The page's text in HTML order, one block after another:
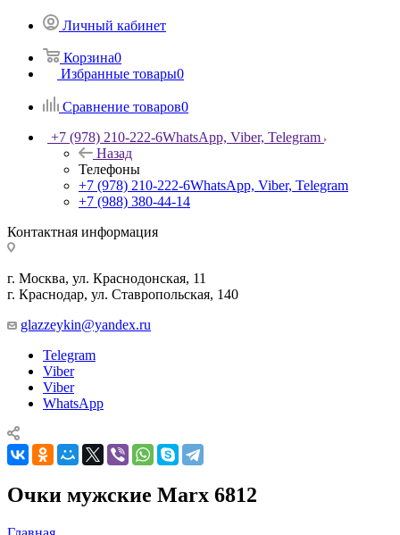
Личный кабинет
Корзина0
Избранные товары0
Сравнение товаров0
+7 (978) 210-222-6WhatsApp, Viber, Telegram
Назад
Телефоны
+7 (978) 210-222-6WhatsApp, Viber, Telegram
+7 (988) 380-44-14
Контактная информация
г. Москва, ул. Краснодонская, 11
г. Краснодар, ул. Ставропольская, 140
glazzeykin@yandex.ru
Telegram
Viber
Viber
WhatsApp
Очки мужские Marx 6812